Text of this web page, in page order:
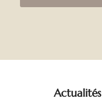
Actualités